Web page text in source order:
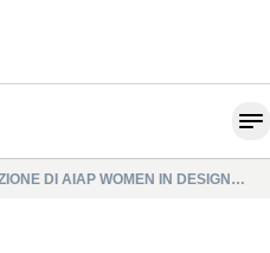
DI AIAP WOMEN IN DESIGN